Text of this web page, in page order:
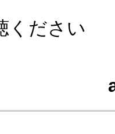
ください